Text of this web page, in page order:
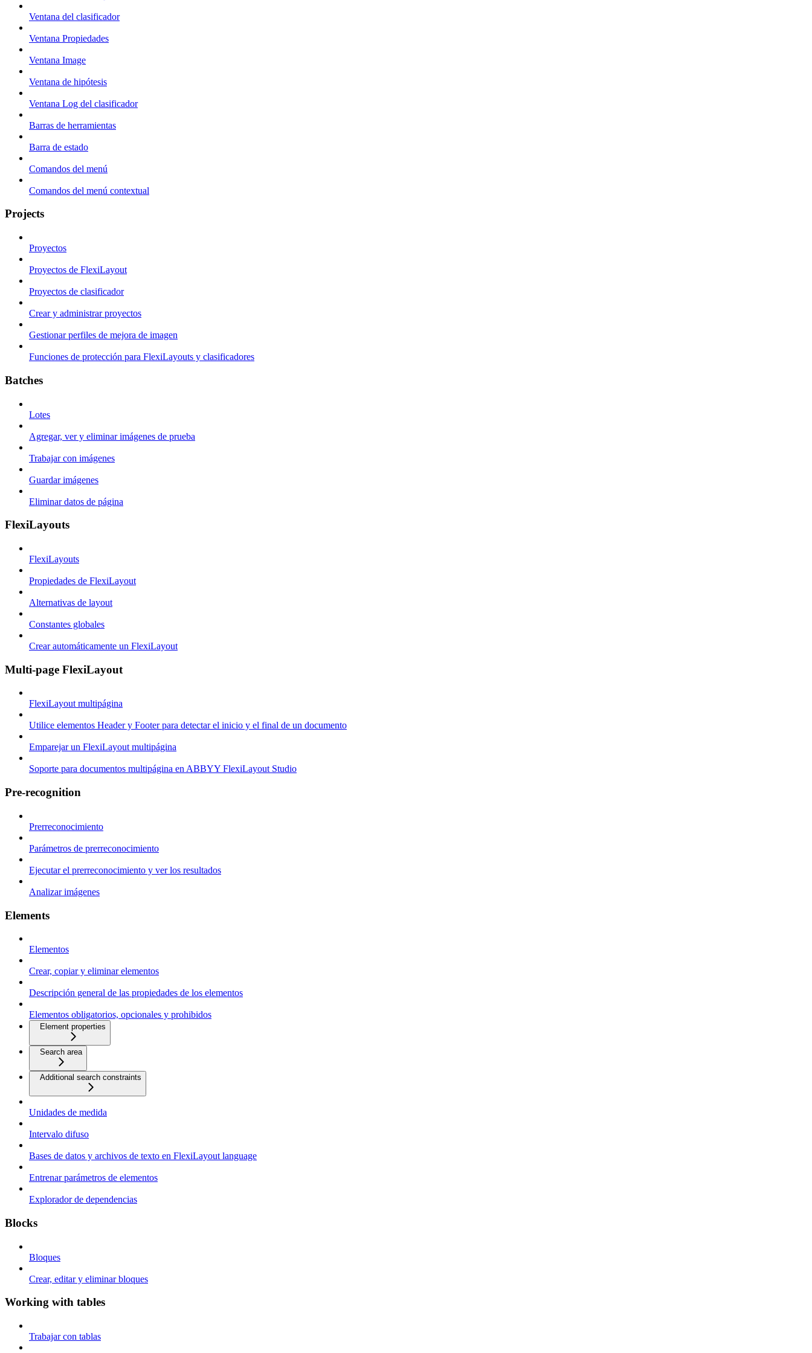
Ventana del clasificador
Ventana Propiedades
Ventana Image
Ventana de hipótesis
Ventana Log del clasificador
Barras de herramientas
Barra de estado
Comandos del menú
Comandos del menú contextual
Projects
Proyectos
Proyectos de FlexiLayout
Proyectos de clasificador
Crear y administrar proyectos
Gestionar perfiles de mejora de imagen
Funciones de protección para FlexiLayouts y clasificadores
Batches
Lotes
Agregar, ver y eliminar imágenes de prueba
Trabajar con imágenes
Guardar imágenes
Eliminar datos de página
FlexiLayouts
FlexiLayouts
Propiedades de FlexiLayout
Alternativas de layout
Constantes globales
Crear automáticamente un FlexiLayout
Multi-page FlexiLayout
FlexiLayout multipágina
Utilice elementos Header y Footer para detectar el inicio y el final de un documento
Emparejar un FlexiLayout multipágina
Soporte para documentos multipágina en ABBYY FlexiLayout Studio
Pre-recognition
Prerreconocimiento
Parámetros de prerreconocimiento
Ejecutar el prerreconocimiento y ver los resultados
Analizar imágenes
Elements
Elementos
Crear, copiar y eliminar elementos
Descripción general de las propiedades de los elementos
Elementos obligatorios, opcionales y prohibidos
Element properties
Search area
Additional search constraints
Unidades de medida
Intervalo difuso
Bases de datos y archivos de texto en FlexiLayout language
Entrenar parámetros de elementos
Explorador de dependencias
Blocks
Bloques
Crear, editar y eliminar bloques
Working with tables
Trabajar con tablas